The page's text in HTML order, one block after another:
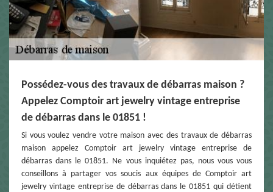
Possédez-vous des travaux de débarras maison ?
Appelez Comptoir art jewelry vintage entreprise
de débarras dans le 01851 !
Si vous voulez vendre votre maison avec des travaux de débarras
maison appelez Comptoir art jewelry vintage entreprise de
débarras dans le 01851. Ne vous inquiétez pas, nous vous vous
conseillons à partager vos soucis aux équipes de Comptoir art
jewelry vintage entreprise de débarras dans le 01851 qui détient